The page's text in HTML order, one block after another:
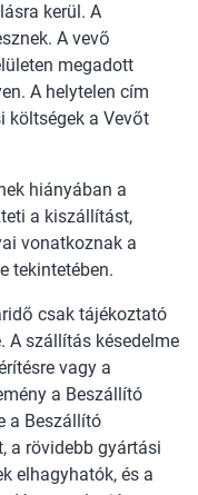
kerül. A
A vevő
megadott
A helytelen cím
költségek a Vevőt
hiányában a
a kiszállítást,
vonatkoznak a
tekintetében.
csak tájékoztató
A szállítás késedelme
vagy a
a Beszállító
a Beszállító
a rövidebb gyártási
elhagyhatók, és a